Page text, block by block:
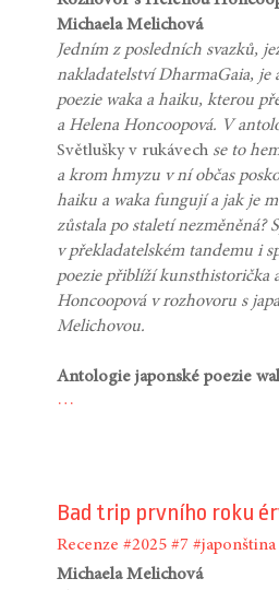
Michaela Melichová
Jedním z posledních svazků,
nakladatelství DharmaGaia, je
poezie waka a haiku, kterou
a Helena Honcoopová. V
Světlušky v rukávech se to
a krom hmyzu v ní občas
haiku a waka fungují a jak je
zůstala po staletí nezměněná?
v překladatelském tandemu i
poezie přiblíží kunsthistorička
Honcoopová v rozhovoru s
Melichovou.
Antologie japonské poezie
…
Bad trip prvního roku
Recenze #2025 #7 #japonština
Michaela Melichová